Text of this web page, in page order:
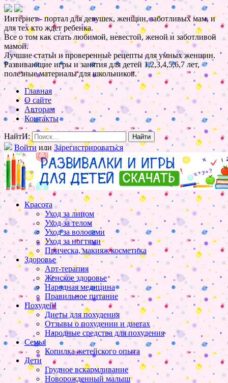
Интернет - портал для девушек, женщин, заботливых мам, и
для тех кто ждет ребенка.
Все о том как стать любимой, невестой, женой и заботливой
мамой.
Лучшие статьи и проверенные рецепты для умных женщин.
Развивающие игры и занятия для детей 1,2,3,4,5,6,7 лет,
полезные материалы для школьников.
Главная
О сайте
Авторам
Контакты
НайтИ:
Войти или Зарегистрироваться
Красота
Уход за лицом
Уход за телом
Уход за волосами
Уход за ногтями
Прическа, макияж косметика
Здоровье
Арт-терапия
Женское здоровье
Народная медицина
Правильное питание
Похудей!
Диеты для похудения
Отзывы о похудении и диетах
Народные средства для похудения
Семья
Копилка жетейского опыта
Дети
Грудное вскармливание
Новорожденный малыш